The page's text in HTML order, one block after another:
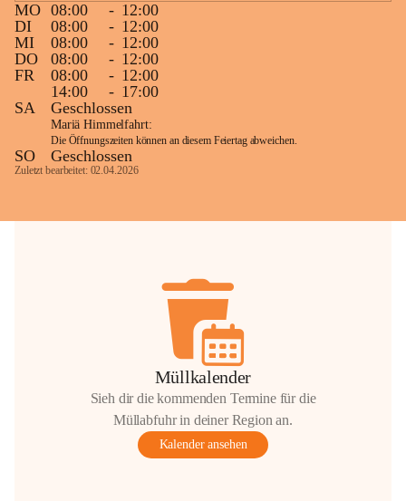
MO 08:00 - 12:00
DI
08:00 - 12:00
MI
08:00 - 12:00
DO
08:00 - 12:00
FR
08:00 - 12:00
14:00
- 17:00
SA
Geschlossen
Mariä Himmelfahrt:
Die Öffnungszeiten können an diesem Feiertag abweichen.
SO Geschlossen
Zuletzt bearbeitet: 02.04.2026
Müllkalender
Sieh dir die kommenden Termine für die
Müllabfuhr in deiner Region an.
Kalender ansehen